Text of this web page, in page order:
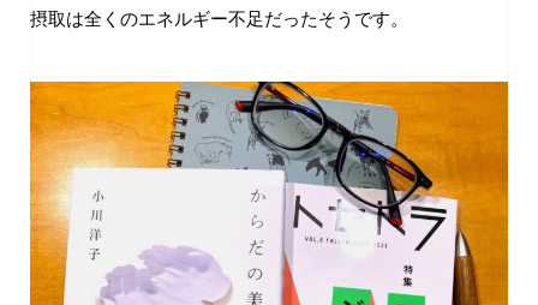
摂取は全くのエネルギー不足だったそうです。